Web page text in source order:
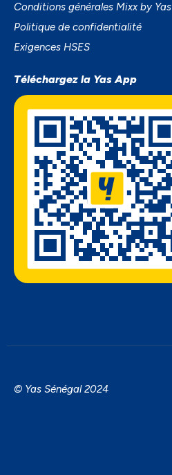
Conditions générales Mixx by Yas
Politique de confidentialité
Exigences HSES
Téléchargez la Yas App
© Yas Sénégal 2024